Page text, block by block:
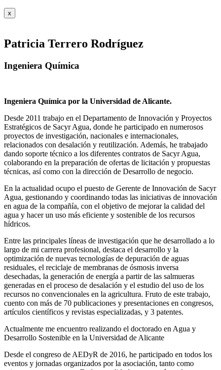
x
Patricia Terrero Rodríguez
Ingeniera Química
Ingeniera Química por la Universidad de Alicante.
Desde 2011 trabajo en el Departamento de Innovación y Proyectos
Estratégicos de Sacyr Agua, donde he participado en numerosos
proyectos de investigación, nacionales e internacionales,
relacionados con desalación y reutilización. Además, he trabajado
dando soporte técnico a los diferentes contratos de Sacyr Agua,
colaborando en la preparación de ofertas de licitación y propuestas
técnicas, así como con la dirección de Desarrollo de negocio.
En la actualidad ocupo el puesto de Gerente de Innovación de Sacyr
Agua, gestionando y coordinando todas las iniciativas de innovación
en agua de la compañía, con el objetivo de mejorar la calidad del
agua y hacer un uso más eficiente y sostenible de los recursos
hídricos.
Entre las principales líneas de investigación que he desarrollado a lo
largo de mi carrera profesional, destaca el desarrollo y la
optimización de nuevas tecnologías de depuración de aguas
residuales, el reciclaje de membranas de ósmosis inversa
desechadas, la generación de energía a partir de las salmueras
generadas en el proceso de desalación y el estudio del uso de los
recursos no convencionales en la agricultura. Fruto de este trabajo,
cuento con más de 70 publicaciones y presentaciones en congresos,
artículos científicos y revistas especializadas, y 3 patentes.
Actualmente me encuentro realizando el doctorado en Agua y
Desarrollo Sostenible en la Universidad de Alicante
Desde el congreso de AEDyR de 2016, he participado en todos los
eventos y jornadas organizados por la asociación, tanto como